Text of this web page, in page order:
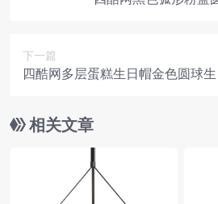
下一篇
四酷网多层蛋糕生日帽金色圆球
相关文章